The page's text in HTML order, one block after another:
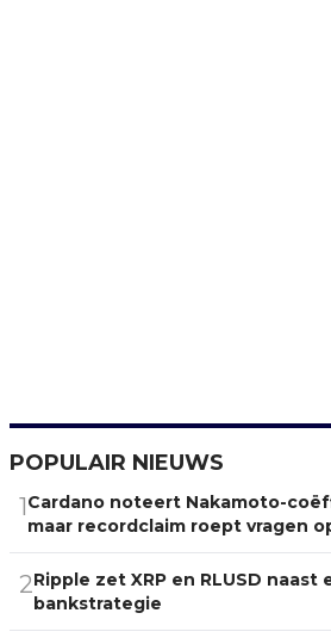
POPULAIR NIEUWS
1Cardano noteert Nakamoto-
maar recordclaim roept vragen
2Ripple zet XRP en RLUSD naast
bankstrategie